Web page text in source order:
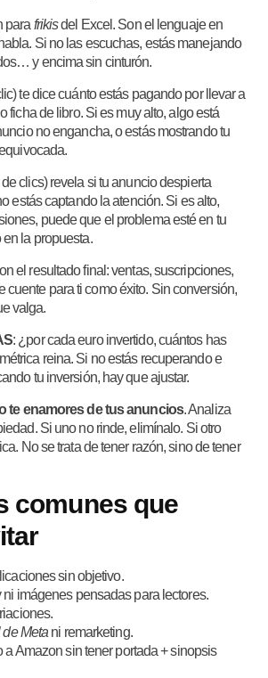
para frikisdel Excel. Son el lenguaje en
Si no las escuchas, estás manejando
y encima sin cinturón.
te dice cuánto estás pagando por llevar a
ficha de libro. Si es muy alto, algo está
no engancha, o estás mostrando tu
clics) revela si tu anuncio despierta
estás captando la atención. Si es alto,
puede que el problema esté en tu
la propuesta.
el resultado final: ventas, suscripciones,
para ti como éxito. Sin conversión,
valga.
: ¿por cada euro invertido, cuántos has
reina. Si no estás recuperando e
tu inversión, hay que ajustar.
te enamores de tus anuncios. Analiza
Si uno no rinde, elimínalo. Si otro
No se trata de tener razón, sino de tener
comunes que
sin objetivo.
ni imágenes pensadas para lectores.
de Meta ni remarketing.
a Amazon sin tener portada + sinopsis